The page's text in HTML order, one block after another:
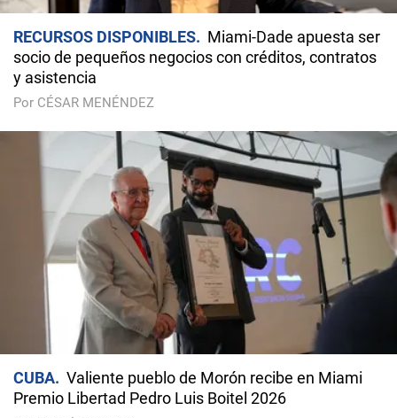
RECURSOS DISPONIBLES
Miami-Dade apuesta ser
socio de pequeños negocios con créditos, contratos
y asistencia
Por CÉSAR MENÉNDEZ
CUBA
Valiente pueblo de Morón recibe en Miami
Premio Libertad Pedro Luis Boitel 2026